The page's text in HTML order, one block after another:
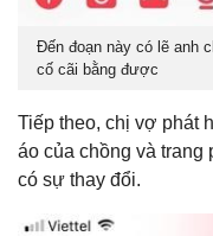
Đến đoạn này có lẽ anh
cố cãi bằng được
Tiếp theo, chị vợ phát
áo của chồng và trang
có sự thay đổi.